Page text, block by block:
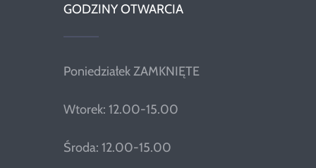
GODZINY OTWARCIA
Poniedziałek ZAMKNIĘTE
Wtorek: 12.00-15.00
Środa: 12.00-15.00